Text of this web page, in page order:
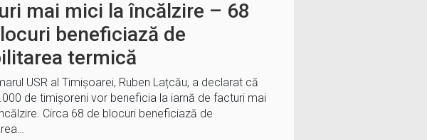
mai mici la încălzire – 68
beneficiază de
termică
USR al Timișoarei, Ruben Lațcău, a declarat că
de timișoreni vor beneficia la iarnă de facturi mai
Circa 68 de blocuri beneficiază de